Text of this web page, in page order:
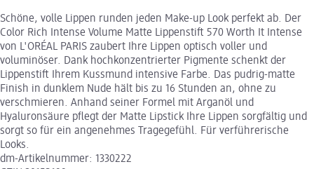
Schöne, volle Lippen runden jeden Make-up Look perfekt ab. Der
Color Rich Intense Volume Matte Lippenstift 570 Worth It Intense
von L'ORÉAL PARIS zaubert Ihre Lippen optisch voller und
voluminöser. Dank hochkonzentrierter Pigmente schenkt der
Lippenstift Ihrem Kussmund intensive Farbe. Das pudrig-matte
Finish in dunklem Nude hält bis zu 16 Stunden an, ohne zu
verschmieren. Anhand seiner Formel mit Arganöl und
Hyaluronsäure pflegt der Matte Lipstick Ihre Lippen sorgfältig und
sorgt so für ein angenehmes Tragegefühl. Für verführerische
Looks.
dm-Artikelnummer: 1330222